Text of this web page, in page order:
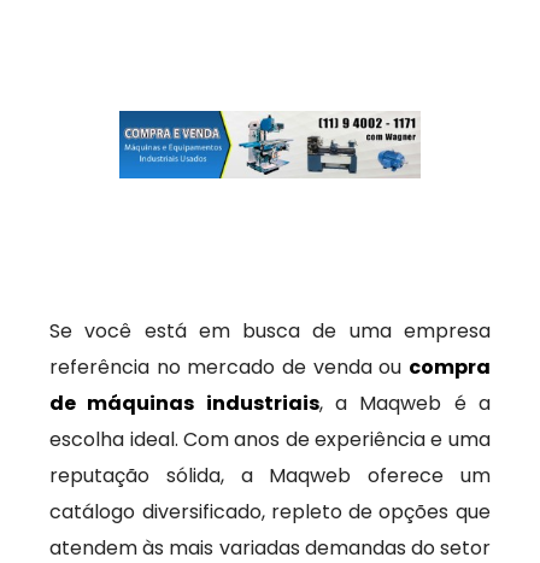
Se você está em busca de uma empresa
referência no mercado de venda ou compra
de máquinas industriais, a Maqweb é a
escolha ideal. Com anos de experiência e uma
reputação sólida, a Maqweb oferece um
catálogo diversificado, repleto de opções que
atendem às mais variadas demandas do setor